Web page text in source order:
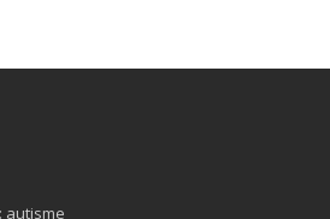
autisme